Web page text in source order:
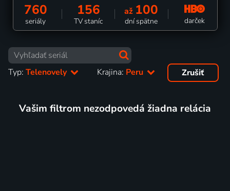
760
seriály
156
TV staníc
až 100
dní spätne darček
Typ: Telenovely Krajina: Peru Zrušiť
Vašim filtrom nezodpovedá žiadna relácia